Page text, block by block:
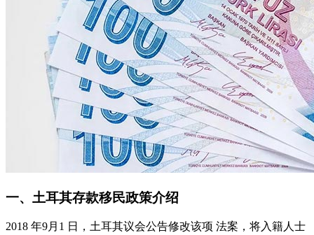
一、土耳其存款移民政策介绍
2018 年9月1 日，土耳其议会公告修改该项 法案，将入籍人士